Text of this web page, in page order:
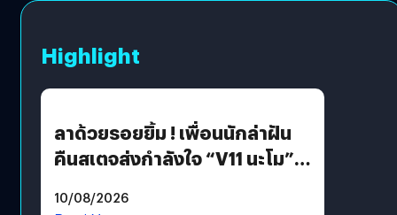
Highlight
ลาด้วยรอยยิ้ม ! เพื่อนนักล่าฝัน
คืนสเตจส่งกำลังใจ “V11 นะโม”
รักแน่นฮอลล์
10/08/2026